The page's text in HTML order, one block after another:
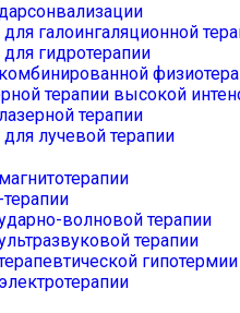
галоингаляционной
гидротерапии
терапии высокой
терапии
лучевой терапии
волновой терапии
терапии